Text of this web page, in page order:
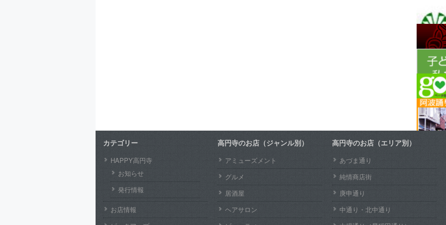
カテゴリー
HAPPY高円寺
お知らせ
発行情報
お店情報
高円寺のお店（ジャンル別）
アミューズメント
グルメ
居酒屋
ヘアサロン
高円寺のお店（エリア別）
あづま通り
純情商店街
庚申通り
中通り・北中通り